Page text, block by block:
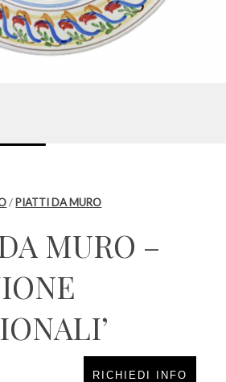
/ PIATTI DA MURO
MURO –
RICHIEDI INFO